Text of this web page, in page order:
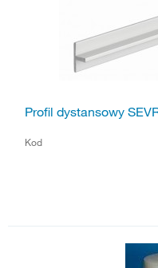
Profil dystansowy
Kod